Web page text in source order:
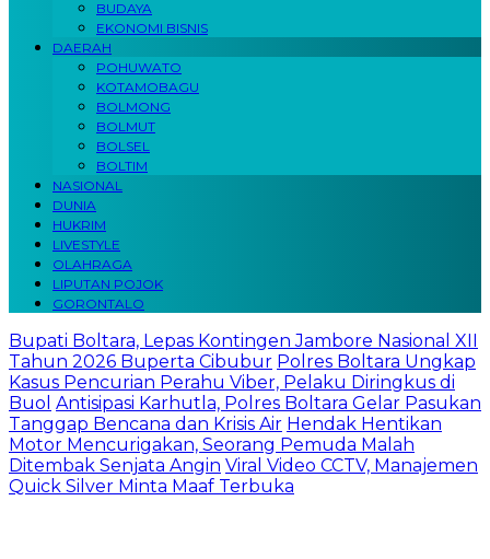
BUDAYA
EKONOMI BISNIS
DAERAH
POHUWATO
KOTAMOBAGU
BOLMONG
BOLMUT
BOLSEL
BOLTIM
NASIONAL
DUNIA
HUKRIM
LIVESTYLE
OLAHRAGA
LIPUTAN POJOK
GORONTALO
Bupati Boltara, Lepas Kontingen Jambore Nasional XII
Tahun 2026 Buperta Cibubur Polres Boltara Ungkap
Kasus Pencurian Perahu Viber, Pelaku Diringkus di
Buol Antisipasi Karhutla, Polres Boltara Gelar Pasukan
Tanggap Bencana dan Krisis Air Hendak Hentikan
Motor Mencurigakan, Seorang Pemuda Malah
Ditembak Senjata Angin Viral Video CCTV, Manajemen
Quick Silver Minta Maaf Terbuka